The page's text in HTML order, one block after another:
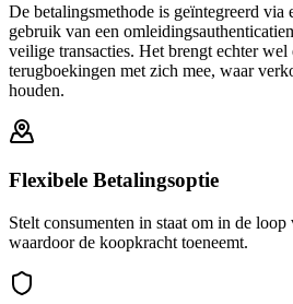
De betalingsmethode is geïntegreerd via
gebruik van een
veilige transacties. Het brengt echter wel
terugboekingen met zich mee, waar
houden.
Flexibele Betalingsoptie
Stelt consumenten in staat om in de loop
waardoor de koopkracht toeneemt.